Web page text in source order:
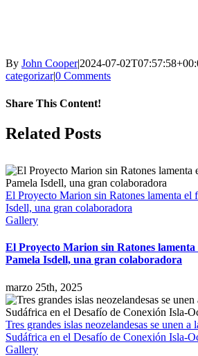
By John Cooper|2024-07-
categorizar|0 Comments
Share This Content!
Facebook
X
LinkedIn
WhatsApp
Tumblr
Pinterest
Email
Related Posts
El Proyecto Marion sin Ratones lamenta el
Isdell, una gran colaboradora
Gallery
El Proyecto Marion sin Ratones lamenta
Pamela Isdell, una gran colaboradora
marzo 25th, 2025
Tres grandes islas neozelandesas se unen
Sudáfrica en el Desafío de Conexión Isla-
Gallery